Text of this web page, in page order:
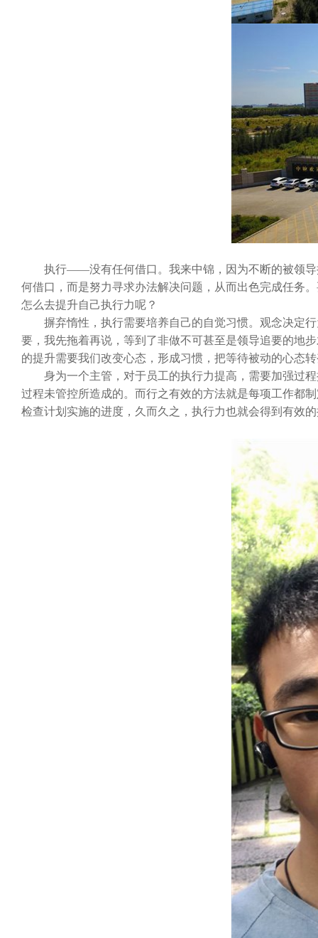
执行——没有任何借口。我来中锦，因为不断的被领导
何借口，而是努力寻求办法解决问题，从而出色完成任务
怎么去提升自己执行力呢？
摒弃惰性，执行需要培养自己的自觉习惯。观念决定行
要，我先拖着再说，等到了非做不可甚至是领导追要的地
的提升需要我们改变心态，形成习惯，把等待被动的心态
身为一个主管，对于员工的执行力提高，需要加强过程
过程未管控所造成的。而行之有效的方法就是每项工作都
检查计划实施的进度，久而久之，执行力也就会得到有效